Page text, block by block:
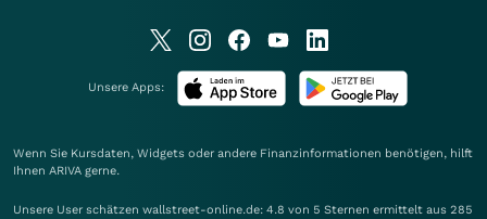
Unsere Apps:
Wenn Sie Kursdaten, Widgets oder andere Finanzinformationen benötigen, hilft
Ihnen ARIVA gerne.
Unsere User schätzen wallstreet-online.de: 4.8 von 5 Sternen ermittelt aus 285